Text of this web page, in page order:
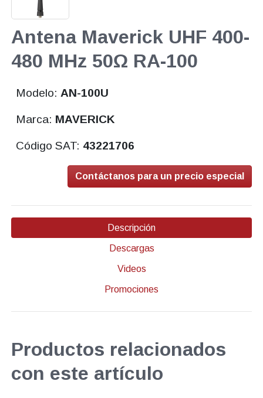
Antena Maverick UHF 400-
480 MHz 50Ω RA-100
Modelo: AN-100U
Marca: MAVERICK
Código SAT: 43221706
Contáctanos para un precio especial
Descripción
Descargas
Videos
Promociones
Productos relacionados
con este artículo